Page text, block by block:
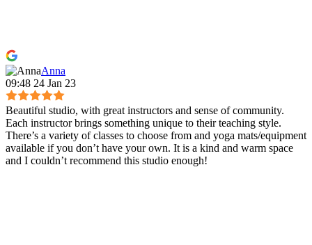
Anna
09:48 24 Jan 23
Beautiful studio, with great instructors and sense of community.
Each instructor brings something unique to their teaching style.
There’s a variety of classes to choose from and yoga mats/equipment
available if you don’t have your own. It is a kind and warm space
and I couldn’t recommend this studio enough!